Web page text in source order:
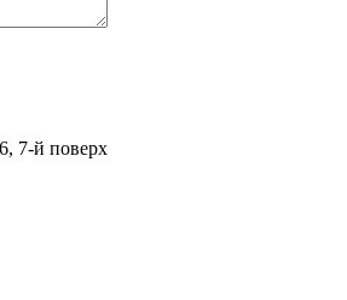
7-й поверх